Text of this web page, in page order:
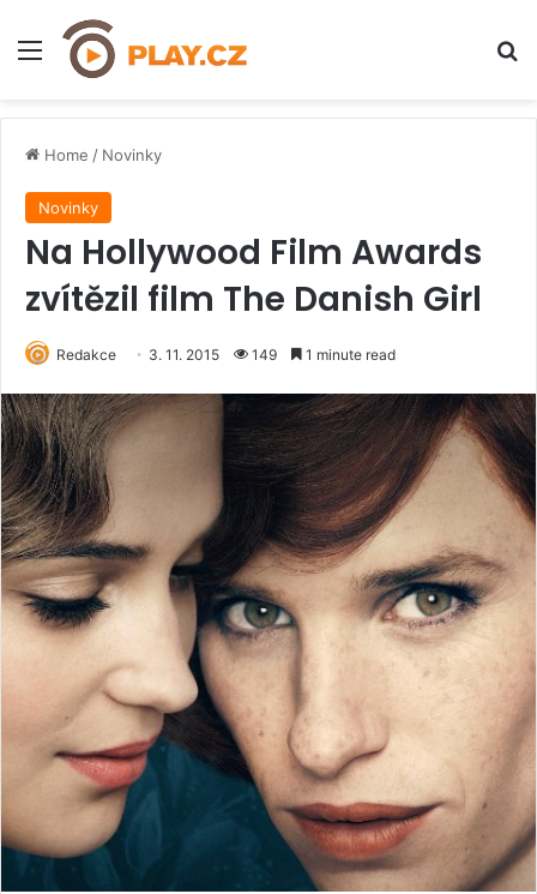
Menu
Home / Novinky
Novinky
Na Hollywood Film Awards
zvítězil film The Danish Girl
Redakce 3. 11. 2015 149 1 minute read